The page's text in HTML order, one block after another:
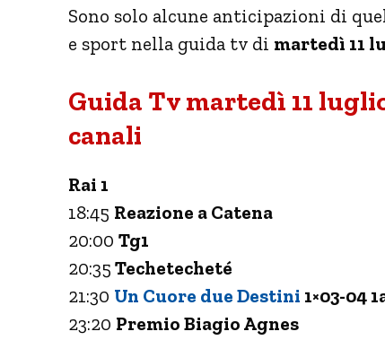
Sono solo alcune anticipazioni di
e sport nella guida tv di martedì 11
Guida Tv martedì 11
canali
Rai 1
18:45 Reazione a Catena
20:00 Tg1
20:35 Techetecheté
21:30 Un Cuore due Destini 1×03-04
23:20 Premio Biagio Agnes